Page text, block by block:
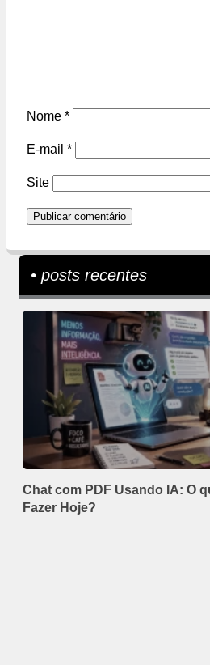
Nome *
E-mail *
Site
• posts recentes
Chat com PDF Usando IA: O
Fazer Hoje?